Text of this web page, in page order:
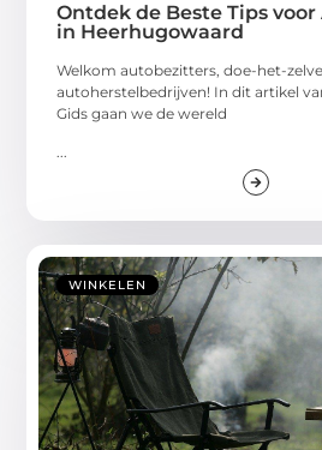
Ontdek de Beste Tips
in Heerhugowaard
Welkom autobezitters, doe-het-
autoherstelbedrijven! In dit artikel
Gids gaan we de wereld
...
WINKELEN